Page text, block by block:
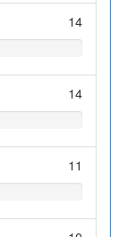
14
14
11